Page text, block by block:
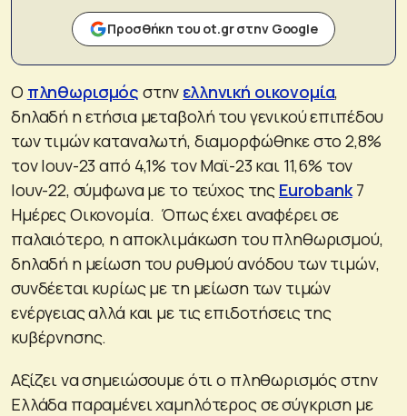
Προσθήκη του ot.gr στην Google
Ο πληθωρισμός στην ελληνική οικονομία,
δηλαδή η ετήσια μεταβολή του γενικού επιπέδου
των τιμών καταναλωτή, διαμορφώθηκε στο 2,8%
τον Ιουν-23 από 4,1% τον Μαϊ-23 και 11,6% τον
Ιουν-22, σύμφωνα με το τεύχος της Eurobank7
Ημέρες Οικονομία. Όπως έχει αναφέρει σε
παλαιότερο, η αποκλιμάκωση του πληθωρισμού,
δηλαδή η μείωση του ρυθμού ανόδου των τιμών,
συνδέεται κυρίως με τη μείωση των τιμών
ενέργειας αλλά και με τις επιδοτήσεις της
κυβέρνησης.
Αξίζει να σημειώσουμε ότι ο πληθωρισμός στην
Ελλάδα παραμένει χαμηλότερος σε σύγκριση με